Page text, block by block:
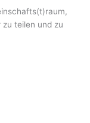
teilen und zu